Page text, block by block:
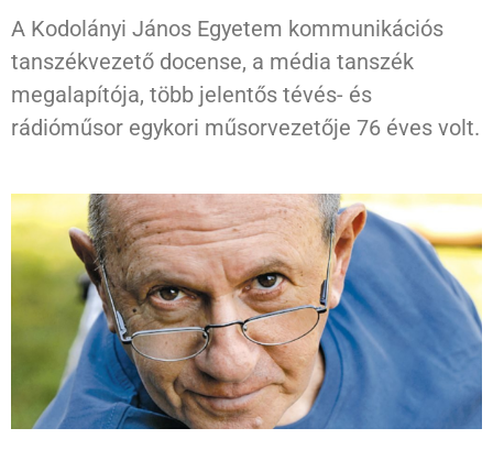
A Kodolányi János Egyetem kommunikációs
tanszékvezető docense, a média tanszék
megalapítója, több jelentős tévés- és
rádióműsor egykori műsorvezetője 76 éves volt.